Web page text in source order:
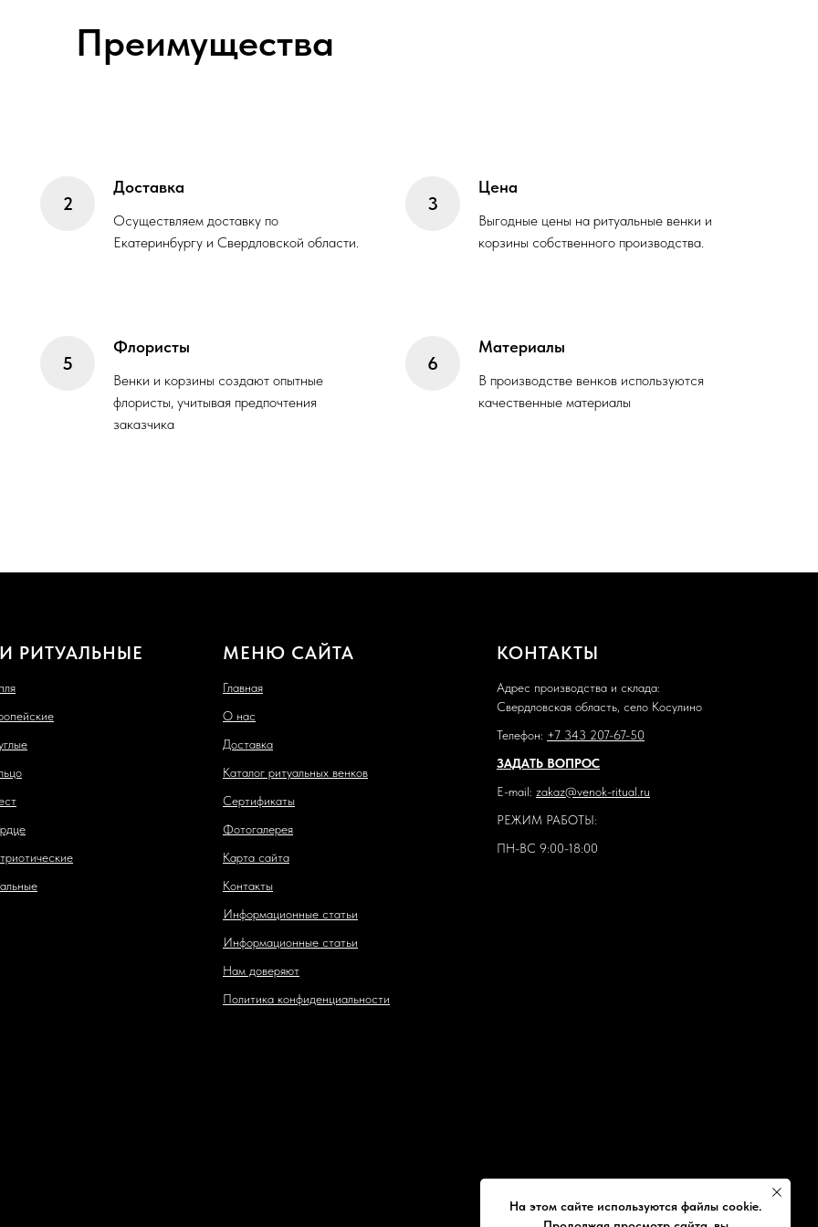
На этом сайте используются файлы cookie.
Преимущества
Доставка
Осуществляем доставку по
Екатеринбургу и Свердловской области.
Цена
Выгодные цены на ритуальные венки и
корзины собственного производства.
Флористы
Венки и корзины создают опытные
флористы, учитывая предпочтения
заказчика
Материалы
В производстве венков используются
качественные материалы
РИТУАЛЬНЫЕ МЕНЮ САЙТА
Главная
О нас
Доставка
Каталог ритуальных венков
Сертификаты
Фотогалерея
Карта сайта
Контакты
Информационные статьи
Информационные статьи
Нам доверяют
Политика конфиденциальности
КОНТАКТЫ
Адрес производства и склада:
Свердловская область, село Косулино
Телефон: +7 343 207-67-50
ЗАДАТЬ ВОПРОС
E-mail: zakaz@venok-ritual.ru
РЕЖИМ РАБОТЫ:
ПН-ВС 9:00-18:00